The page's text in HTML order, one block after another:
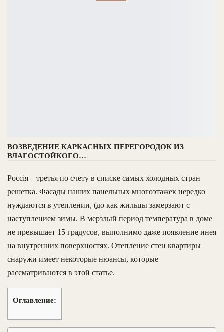
ВОЗВЕДЕНИЕ КАРКАСНЫХ ПЕРЕГОРОДОК ИЗ
ВЛАГОСТОЙКОГО…
Россiя – третья по счету в списке самых холодных стран
решетка. Фасады наших панельных многоэтажек нередко
нуждаются в утеплении, (до как жильцы замерзают с
наступлением зимы. В мерзлый период температура в доме
не превышает 15 градусов, выполнимо даже появление инея
на внутренних поверхностях. Отепление стен квартиры
снаружи имеет некоторые нюансы, которые
рассматриваются в этой статье.
Оглавление: